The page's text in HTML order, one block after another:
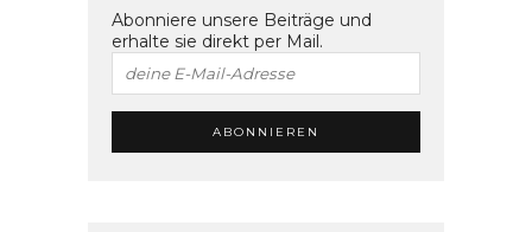
Abonniere unsere Beiträge und
erhalte sie direkt per Mail.